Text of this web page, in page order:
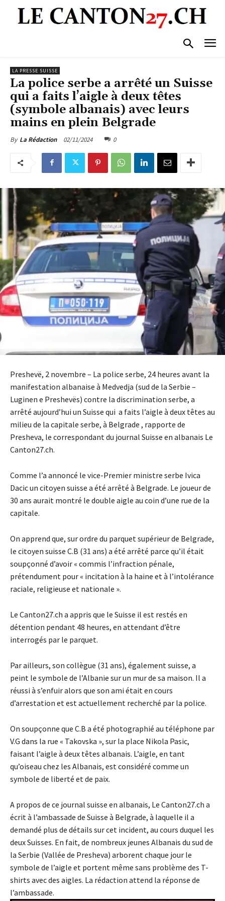
LA PRESSE SUISSE
La police serbe a arrêté un Suisse
qui a faits l’aigle à deux têtes
(symbole albanais) avec leurs
mains en plein Belgrade
By La Rédaction 02/11/2024 0
Preshevë, 2 novembre – La police serbe, 24 heures avant la
manifestation albanaise à Medvedja (sud de la Serbie –
Luginen e Preshevës) contre la discrimination serbe, a
arrêté aujourd’hui un Suisse qui a faits l’aigle à deux têtes au
milieu de la capitale serbe, à Belgrade , rapporte de
Presheva, le correspondant du journal Suisse en albanais Le
Canton27.ch.
Comme l’a annoncé le vice-Premier ministre serbe Ivica
Dacic un citoyen suisse a été arrêté à Belgrade. Le joueur de
30 ans aurait montré le double aigle au coin d’une rue de la
capitale.
On apprend que, sur ordre du parquet supérieur de Belgrade,
le citoyen suisse C.B (31 ans) a été arrêté parce qu’il était
soupçonné d’avoir « commis l’infraction pénale,
prétendument pour « incitation à la haine et à l’intolérance
raciale, religieuse et nationale ».
Le Canton27.ch a appris que le Suisse il est restés en
détention pendant 48 heures, en attendant d’être
interrogés par le parquet.
Par ailleurs, son collègue (31 ans), également suisse, a
peint le symbole de l’Albanie sur un mur de sa maison. Il a
réussi à s’enfuir alors que son ami était en cours
d’arrestation et est actuellement recherché par la police.
On soupçonne que C.B a été photographié au téléphone par
V.G dans la rue « Takovska », sur la place Nikola Pasic,
faisant l’aigle à deux têtes albanais. L’aigle, en tant
qu’oiseau chez les Albanais, est considéré comme un
symbole de liberté et de paix.
A propos de ce journal suisse en albanais, Le Canton27.ch a
écrit à l’ambassade de Suisse à Belgrade, à laquelle il a
demandé plus de détails sur cet incident, au cours duquel les
deux Suisses. En fait, de nombreux jeunes Albanais du sud de
la Serbie (Vallée de Presheva) arborent chaque jour le
symbole de l’aigle et portent même sans problème des T-
shirts avec des aigles. La rédaction attend la réponse de
l’ambassade.